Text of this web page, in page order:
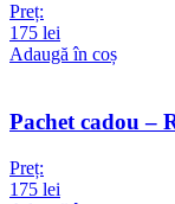
Preț:
175 lei
Adaugă în coș
Pachet cadou –
Preț:
175 lei